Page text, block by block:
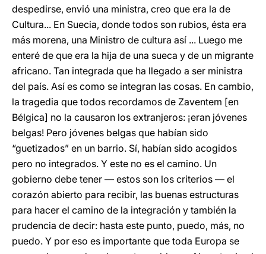
despedirse, envió una ministra, creo que era la de
Cultura... En Suecia, donde todos son rubios, ésta era
más morena, una Ministro de cultura así ... Luego me
enteré de que era la hija de una sueca y de un migrante
africano. Tan integrada que ha llegado a ser ministra
del país. Así es como se integran las cosas. En cambio,
la tragedia que todos recordamos de Zaventem [en
Bélgica] no la causaron los extranjeros: ¡eran jóvenes
belgas! Pero jóvenes belgas que habían sido
“guetizados” en un barrio. Sí, habían sido acogidos
pero no integrados. Y este no es el camino. Un
gobierno debe tener — estos son los criterios — el
corazón abierto para recibir, las buenas estructuras
para hacer el camino de la integración y también la
prudencia de decir: hasta este punto, puedo, más, no
puedo. Y por eso es importante que toda Europa se